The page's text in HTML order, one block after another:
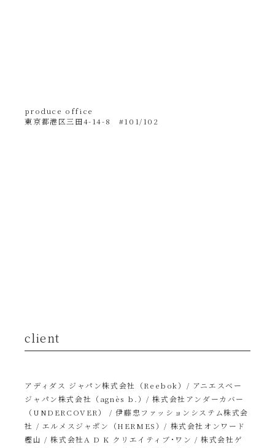
produce office
東京都港区三田4-14-8 #101/102
client
アディダス ジャパン株式会社（Reebok）/ アニエスベー
ジャパン株式会社（agnès b.）/ 株式会社アンダーカバー
（UNDERCOVER） / 伊藤忠ファッションシステム株式会
社 / エルメスジャポン（HERMES）/ 株式会社オンワード
樫山 / 株式会社A D K クリエイティブ･ワン / 株式会社ゲ